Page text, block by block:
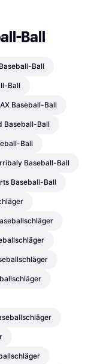
Ball
Ball
Ball
Baseball-Ball
Baseball-Ball
Ball
Baseball-Ball
Baseball-Ball